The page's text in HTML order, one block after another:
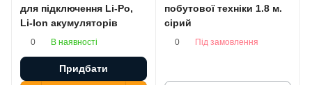
для підключення Li-Po,
Li-Ion акумуляторів
0 В наявності
Придбати
побутової техніки 1.8 м.
сірий
0 Під замовлення